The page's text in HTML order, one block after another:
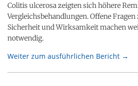
Colitis ulcerosa zeigten sich höhere
Vergleichsbehandlungen. Offene
Sicherheit und Wirksamkeit machen
notwendig.
Weiter zum ausführlichen Bericht →